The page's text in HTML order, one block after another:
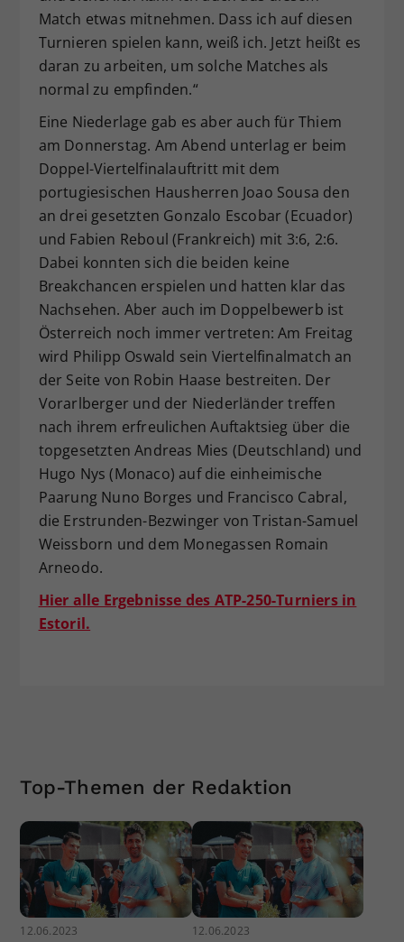
Match etwas mitnehmen. Dass ich auf diesen
Turnieren spielen kann, weiß ich. Jetzt heißt es
daran zu arbeiten, um solche Matches als
normal zu empfinden.“
Eine Niederlage gab es aber auch für Thiem
am Donnerstag. Am Abend unterlag er beim
Doppel-Viertelfinalauftritt mit dem
portugiesischen Hausherren Joao Sousa den
an drei gesetzten Gonzalo Escobar (Ecuador)
und Fabien Reboul (Frankreich) mit 3:6, 2:6.
Dabei konnten sich die beiden keine
Breakchancen erspielen und hatten klar das
Nachsehen. Aber auch im Doppelbewerb ist
Österreich noch immer vertreten: Am Freitag
wird Philipp Oswald sein Viertelfinalmatch an
der Seite von Robin Haase bestreiten. Der
Vorarlberger und der Niederländer treffen
nach ihrem erfreulichen Auftaktsieg über die
topgesetzten Andreas Mies (Deutschland) und
Hugo Nys (Monaco) auf die einheimische
Paarung Nuno Borges und Francisco Cabral,
die Erstrunden-Bezwinger von Tristan-Samuel
Weissborn und dem Monegassen Romain
Arneodo.
Hier alle Ergebnisse des ATP-250-Turniers in
Estoril.
Top-Themen der Redaktion
12.06.2023 12.06.2023